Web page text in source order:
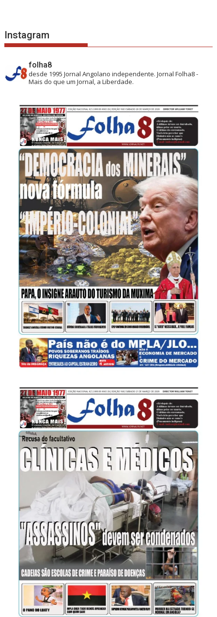
Instagram
folha8
desde 1995 Jornal Angolano independente.Jornal Folha8 -
Mais do que um Jornal, a Liberdade.